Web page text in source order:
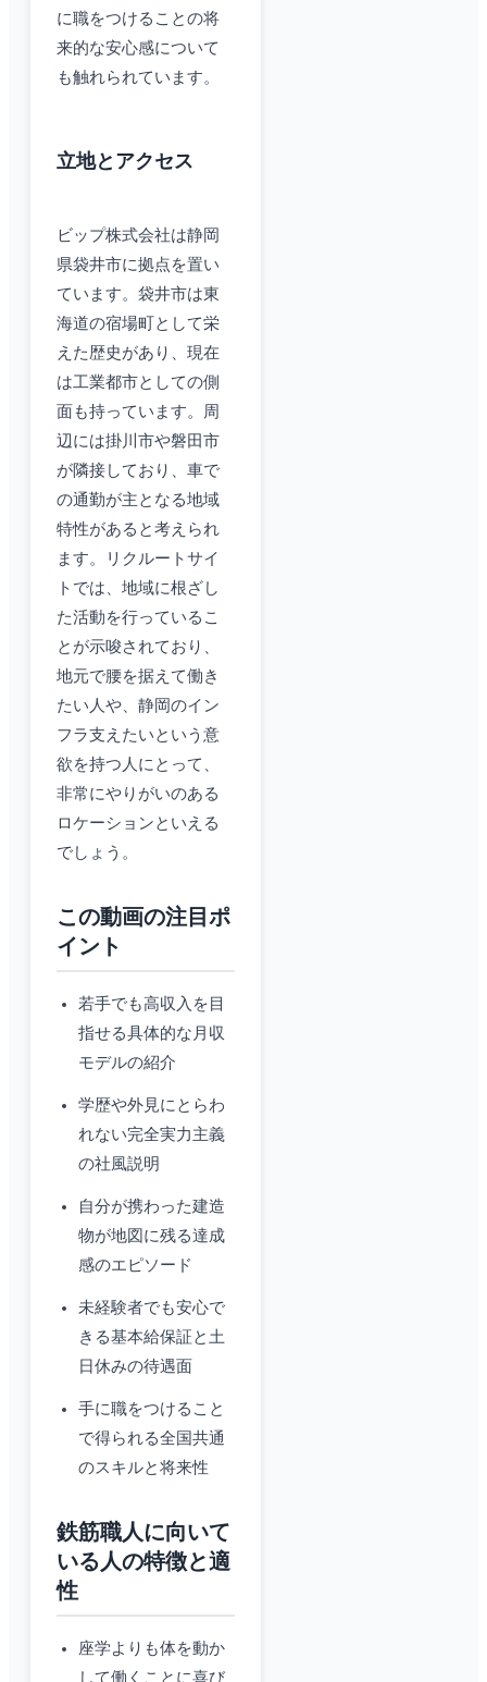
に職をつけることの将
来的な安心感について
も触れられています。
立地とアクセス
ビップ株式会社は静岡
県袋井市に拠点を置い
ています。袋井市は東
海道の宿場町として栄
えた歴史があり、現在
は工業都市としての側
面も持っています。周
辺には掛川市や磐田市
が隣接しており、車で
の通勤が主となる地域
特性があると考えられ
ます。リクルートサイ
トでは、地域に根ざし
た活動を行っているこ
とが示唆されており、
地元で腰を据えて働き
たい人や、静岡のイン
フラ支えたいという意
欲を持つ人にとって、
非常にやりがいのある
ロケーションといえる
でしょう。
この動画の注目ポ
イント
若手でも高収入を目
指せる具体的な月収
モデルの紹介
学歴や外見にとらわ
れない完全実力主義
の社風説明
自分が携わった建造
物が地図に残る達成
感のエピソード
未経験者でも安心で
きる基本給保証と土
日休みの待遇面
手に職をつけること
で得られる全国共通
のスキルと将来性
鉄筋職人に向いて
いる人の特徴と適
性
座学よりも体を動か
して働くことに喜び